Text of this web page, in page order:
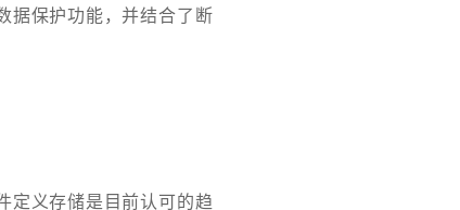
据保护功能，并结合了断
定义存储是目前认可的趋